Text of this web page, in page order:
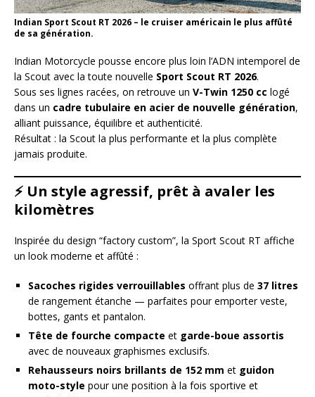
Indian Sport Scout RT 2026 – le cruiser américain le plus affûté
de sa génération.
Indian Motorcycle pousse encore plus loin l’ADN intemporel de
la Scout avec la toute nouvelle Sport Scout RT 2026.
Sous ses lignes racées, on retrouve un V-Twin 1250 cc logé
dans un cadre tubulaire en acier de nouvelle génération,
alliant puissance, équilibre et authenticité.
Résultat : la Scout la plus performante et la plus complète
jamais produite.
⚡️ Un style agressif, prêt à avaler les
kilomètres
Inspirée du design “factory custom”, la Sport Scout RT affiche
un look moderne et affûté :
Sacoches rigides verrouillables offrant plus de 37 litres
de rangement étanche — parfaites pour emporter veste,
bottes, gants et pantalon.
Tête de fourche compacte et garde-boue assortis
avec de nouveaux graphismes exclusifs.
Rehausseurs noirs brillants de 152 mm et guidon
moto-style pour une position à la fois sportive et